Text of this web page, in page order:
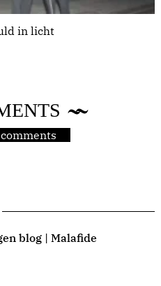
in licht
blog | Malafide